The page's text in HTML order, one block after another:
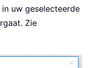
uw geselecteerde
Zie